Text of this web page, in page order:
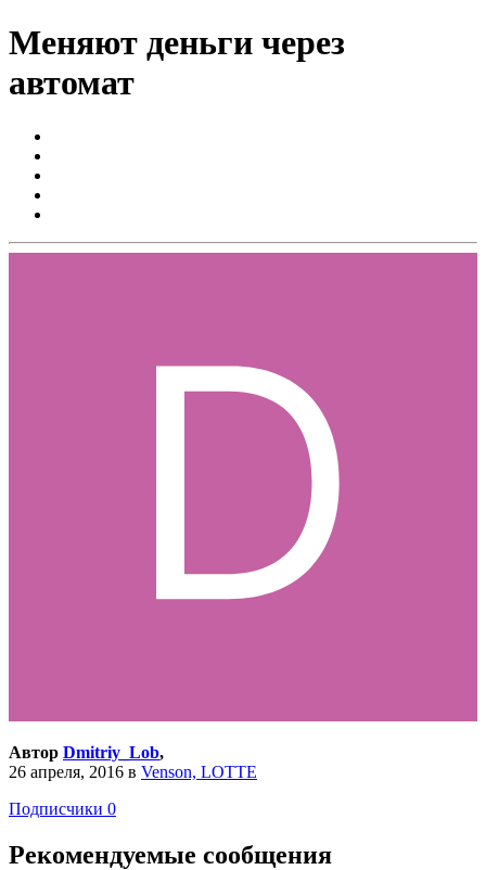
Меняют деньги через
автомат
Автор Dmitriy_Lob,
26 апреля, 2016 в Venson, LOTTE
Подписчики 0
Рекомендуемые сообщения